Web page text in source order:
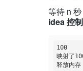
等待 n
idea 控
100
映射了
释放内存